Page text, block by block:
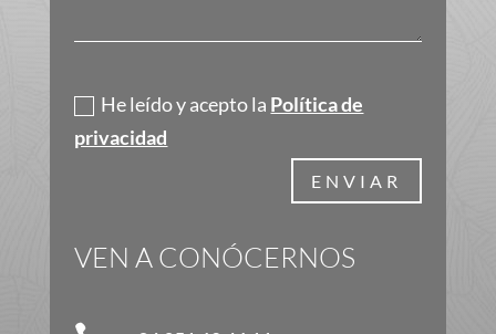
He leído y acepto la Política de
privacidad
ENVIAR
VEN A CONÓCERNOS